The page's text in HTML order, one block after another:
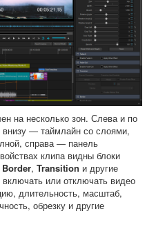
на несколько зон. Слева и по
внизу — таймлайн со слоями,
справа — панель
клипа видны блоки
Border, Transition и другие
или отключать видео
длительность, масштаб,
обрезку и другие